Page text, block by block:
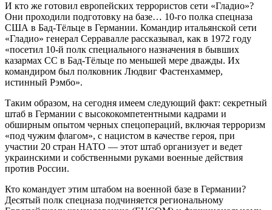
И кто же готовил европейских террористов сети «Гладио»?
Они проходили подготовку на базе… 10-го полка спецназа
США в Бад-Тёльце в Германии. Командир итальянской сети
«Гладио» генерал Серравалле рассказывал, как в 1972 году
«посетил 10-й полк специального назначения в бывших
казармах СС в Бад-Тёльце по меньшей мере дважды. Их
командиром был полковник Людвиг Фастенхаммер,
истинный Рэмбо».
Таким образом, на сегодня имеем следующий факт: секретный
штаб в Германии с высококомпетентными кадрами и
обширным опытом черных спецопераций, включая терроризм
«под чужим флагом», с нацистом в качестве героя, при
участии 20 стран НАТО — этот штаб организует и ведет
украинскими и собственными руками военные действия
против России.
Кто командует этим штабом на военной базе в Германии?
Десятый полк спецназа подчиняется региональному